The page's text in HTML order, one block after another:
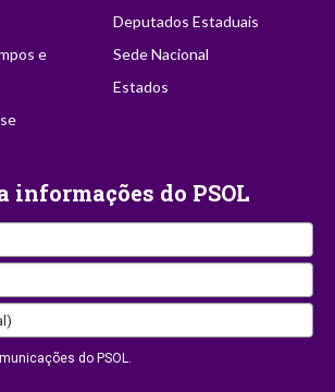
e
Deputados Estaduais
Sede Nacional
Estados
informações do PSOL
do PSOL.